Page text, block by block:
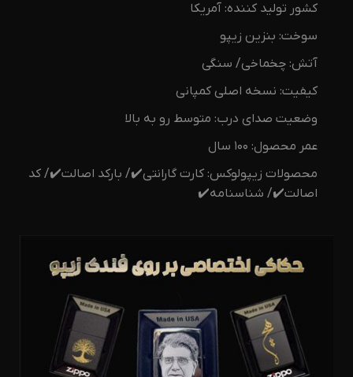
کشور تولید کننده: آمریکا
سوخت: بنزین زیپو
آتش: چخماخی/ سنگی
کیفیت: نسخه اصلی کمپانی
وضعیت صدای درب: متوسط رو به بالا
عمر محصول: ۱۰۰ سال
محصولات زیپولوکس: کارت گارانتی✔️/ بارکد اصالت✔️/ کد
اصالت✔️/ شناسنامه✔️